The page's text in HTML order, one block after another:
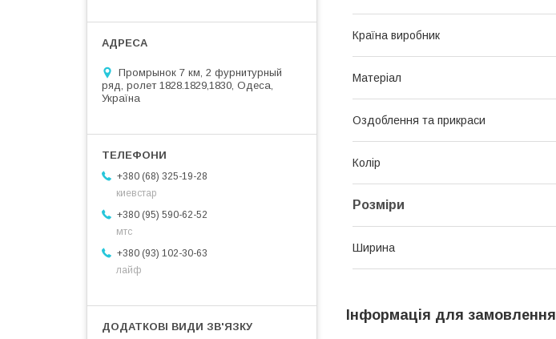
Країна виробник
Матеріал
Оздоблення та прикраси
Колір
Розміри
Ширина
Інформація для замовлення
Промрынок 7 км, 2 фурнитурный
ряд, ролет 1828.1829,1830, Одеса,
Україна
+380 (68) 325-19-28
киевстар
+380 (95) 590-62-52
мтс
+380 (93) 102-30-63
лайф